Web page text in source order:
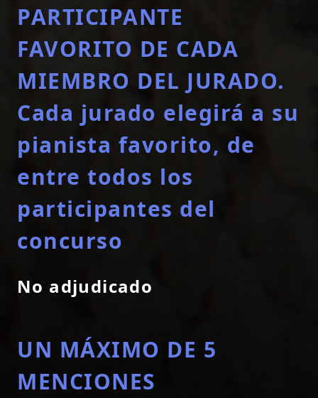
PARTICIPANTE
FAVORITO DE CADA
MIEMBRO DEL JURADO.
Cada jurado elegirá a su
pianista favorito, de
entre todos los
participantes del
concurso
No adjudicado
UN MÁXIMO DE 5
MENCIONES